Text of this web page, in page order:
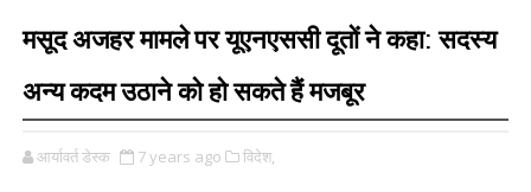
मसूद अजहर मामले पर यूएनएससी दूतों ने कहा: सदस्य
अन्य कदम उठाने को हो सकते हैं मजबूर
आर्यावर्त डेस्क 7 years ago विदेश,